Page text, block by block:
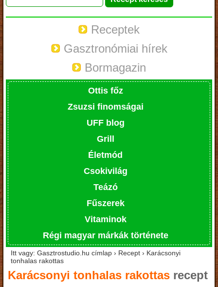
Receptek
Gasztronómiai hírek
Bormagazin
Ottis főz
Zsuzsi finomságai
UFF blog
Grill
Életmód
Csokivilág
Teázó
Fűszerek
Vitaminok
Régi magyar márkák története
Itt vagy: Gasztrostudio.hu címlap › Recept › Karácsonyi
tonhalas rakottas
Karácsonyi tonhalas rakottas recept